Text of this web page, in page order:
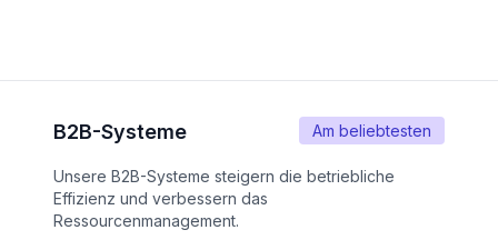
Am beliebtesten
B2B-Systeme
Unsere B2B-Systeme steigern die betriebliche
Effizienz und verbessern das
Ressourcenmanagement.